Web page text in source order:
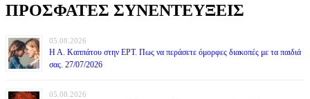
ΠΡΟΣΦΑΤΕΣ ΣΥΝΕΝΤΕΥΞΕΙΣ
05.08.2026
Η Α. Καππάτου στην ΕΡΤ. Πως να περάσετε όμορφες διακοπές με τα παιδιά
σας. 27/07/2026
05.08.2026